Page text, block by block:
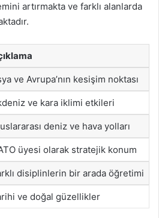
artırmakta ve farklı alanlarda
ve Avrupa’nın kesişim noktası
ve kara iklimi etkileri
deniz ve hava yolları
üyesi olarak stratejik konum
disiplinlerin bir arada öğretimi
ve doğal güzellikler